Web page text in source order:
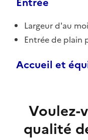
Largeur d'au
Entrée de plain
Accueil et
Voulez-
qualité